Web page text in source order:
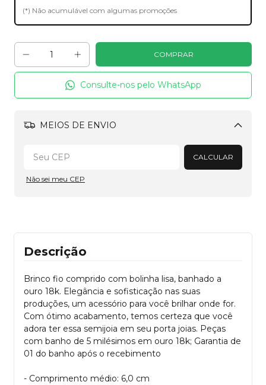
(*) Não acumulável com algumas promoções
Consulte-nos pelo WhatsApp
MEIOS DE ENVIO
Alterar CEP
CALCULAR
Não sei meu CEP
Descrição
Brinco fio comprido com bolinha lisa, banhado a
ouro 18k. Elegância e sofisticação nas suas
produções, um acessório para você brilhar onde for.
Com ótimo acabamento, temos certeza que você
adora ter essa semijoia em seu porta joias. Peças
com banho de 5 milésimos em ouro 18k; Garantia de
01 do banho após o recebimento
- Comprimento médio: 6,0 cm